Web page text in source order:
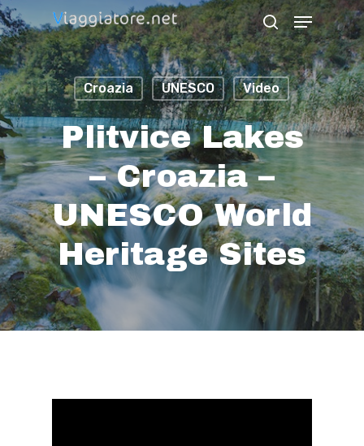
Skip
to
main
content
search
Menu
Croazia UNESCO Video
Plitvice Lakes
– Croazia –
UNESCO World
Heritage Sites
Close
Menu